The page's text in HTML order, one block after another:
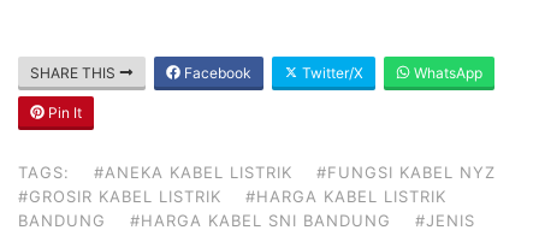
SHARE THIS Facebook Twitter/X WhatsApp
Pin It
TAGS: #ANEKA KABEL LISTRIK
#FUNGSI KABEL NYZ
#GROSIR KABEL LISTRIK
#HARGA KABEL LISTRIK
BANDUNG
#HARGA KABEL SNI BANDUNG
#JENIS